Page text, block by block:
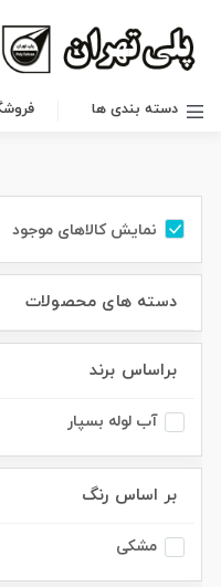
دسته بندی ها
نمایش کالاهای موجود
دسته های محصولات
براساس برند
آب لوله بسپار
بر اساس رنگ
مشکی